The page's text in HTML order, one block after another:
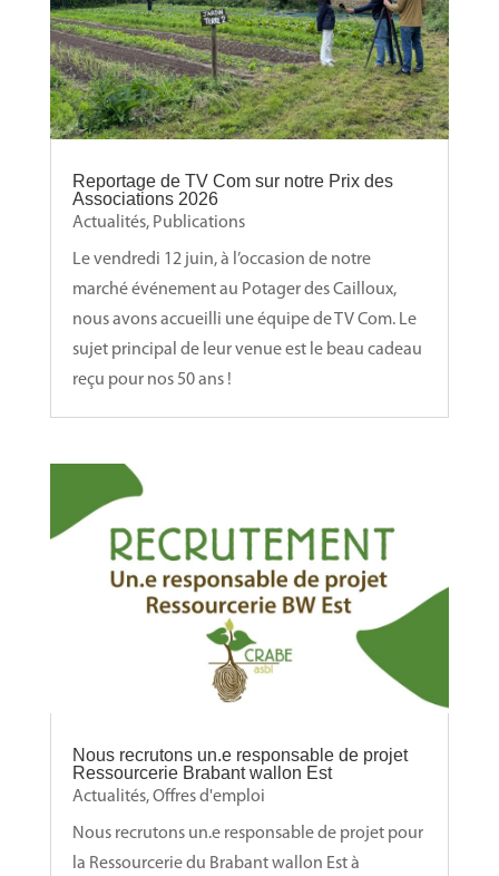
Reportage de TV Com sur notre Prix des
Associations 2026
Actualités, Publications
Le vendredi 12 juin, à l’occasion de notre
marché événement au Potager des Cailloux,
nous avons accueilli une équipe de TV Com. Le
sujet principal de leur venue est le beau cadeau
reçu pour nos 50 ans !
Nous recrutons un.e responsable de projet
Ressourcerie Brabant wallon Est
Actualités,Offres d'emploi
Nous recrutons un.e responsable de projet pour
la Ressourcerie du Brabant wallon Est à